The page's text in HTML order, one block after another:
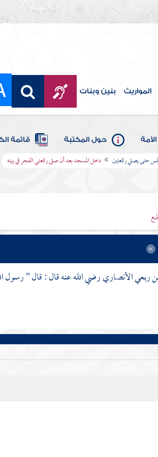
المواريث بنين وبنات
حول المكتبة قائمة
حتى يصلي ركعتين دخل المسجد بعد أن صلى ركعتي الفجر في بيته
ربعي الأنصاريرضي الله عنه قال : قال " رسول